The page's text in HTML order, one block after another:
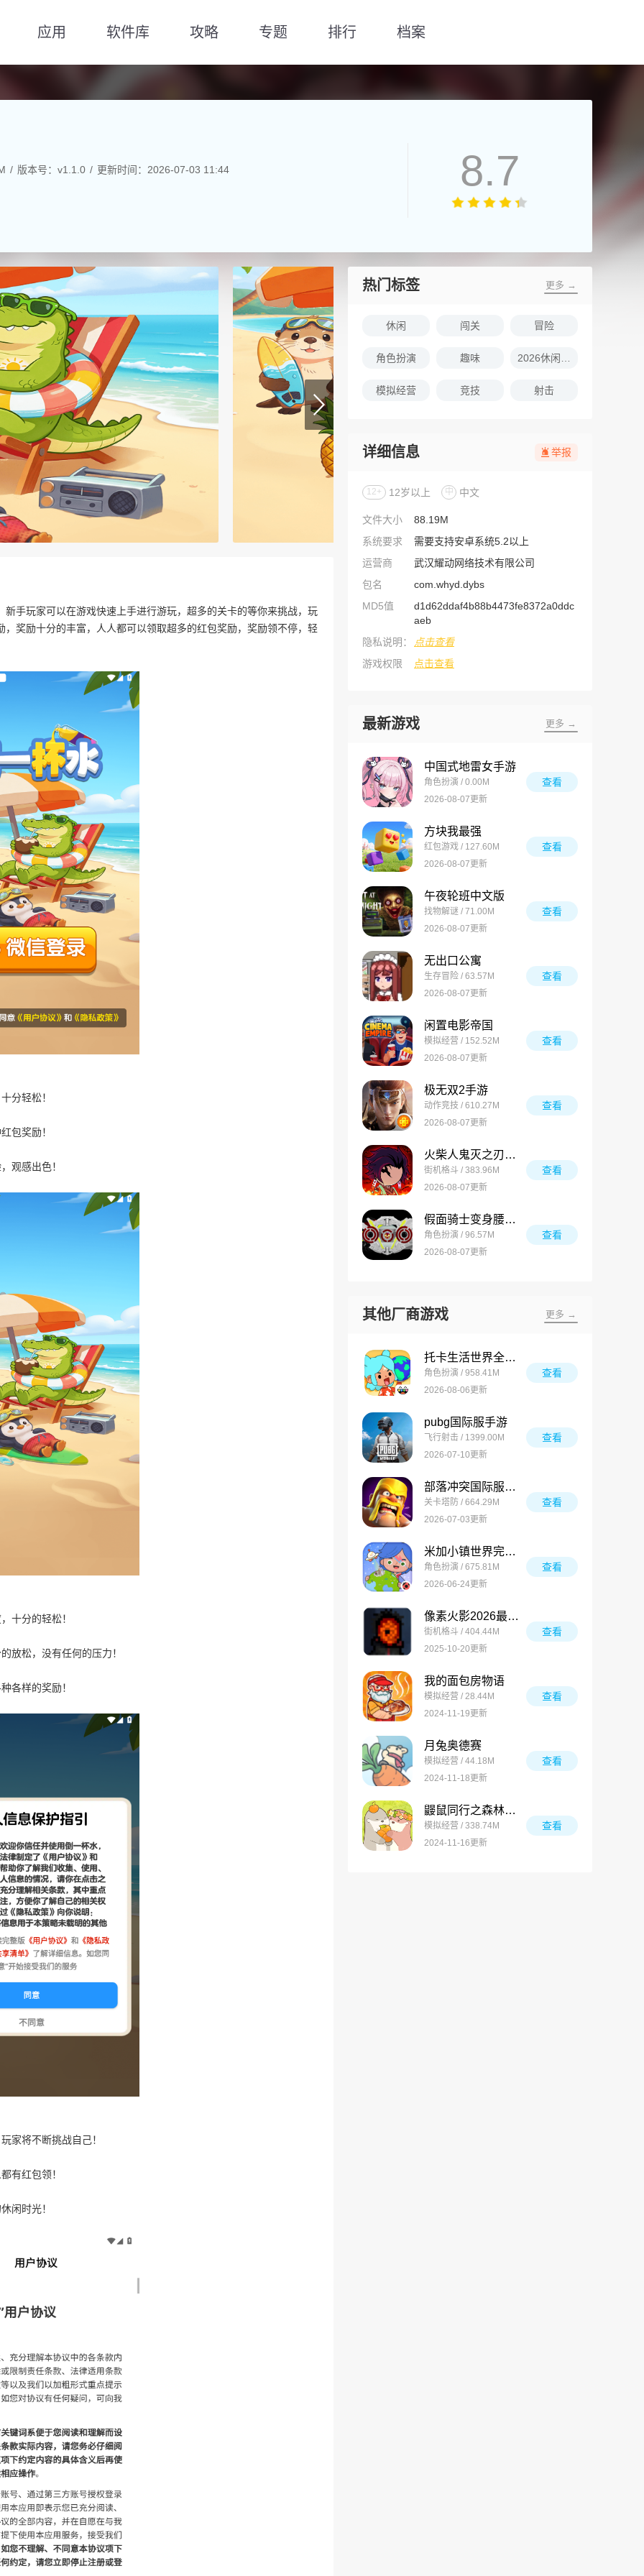
应用 软件库 攻略 专题 排行 档案
版本号：v1.1.0 更新时间：2026-07-03 11:44 8.7
手玩家可以在游戏快速上手进行游玩，超多的关卡的等你来挑战，玩
奖励十分的丰富，人人都可以领取超多的红包奖励，奖励领不停，轻
分轻松！
包奖励！
观感出色！
十分的轻松！
放松，没有任何的压力！
各样的奖励！
家将不断挑战自己！
有红包领！
闲时光！
热门标签 更多 →
休闲 闯关 冒险
角色扮演 趣味
模拟经营 竞技 射击
详细信息 举报
12+ 12岁以上 中 中文
文件大小
88.19M
系统要求
需要支持安卓系统5.2以上
运营商
武汉耀动网络技术有限公司
包名
com.whyd.dybs
MD5值
d1d62ddaf4b88b4473fe8372a0ddc
aeb
隐私说明：
点击查看
游戏权限
点击查看
最新游戏 更多 →
中国式地雷女手游
角色扮演 / 0.00M
2026-08-07更新
查看
方块我最强
红包游戏 / 127.60M
2026-08-07更新
查看
午夜轮班中文版
找物解谜 / 71.00M
2026-08-07更新
查看
无出口公寓
生存冒险 / 63.57M
2026-08-07更新
查看
闲置电影帝国
模拟经营 / 152.52M
2026-08-07更新
查看
极无双2手游
动作竞技 / 610.27M
2026-08-07更新
查看
火柴人鬼灭之刃游戏
街机格斗 / 383.96M
2026-08-07更新
查看
假面骑士变身腰带模拟器合集
角色扮演 / 96.57M
2026-08-07更新
查看
其他厂商游戏 更多 →
托卡生活世界全解锁版
角色扮演 / 958.41M
2026-08-06更新
查看
pubg国际服手游
飞行射击 / 1399.00M
2026-07-10更新
查看
部落冲突国际服最新版
关卡塔防 / 664.29M
2026-07-03更新
查看
米加小镇世界完整版
角色扮演 / 675.81M
2026-06-24更新
查看
像素火影2026最新版
街机格斗 / 404.44M
2025-10-20更新
查看
我的面包房物语
模拟经营 / 28.44M
2024-11-19更新
查看
月兔奥德赛
模拟经营 / 44.18M
2024-11-18更新
查看
鼹鼠同行之森林之家万圣节版
模拟经营 / 338.74M
2024-11-16更新
查看